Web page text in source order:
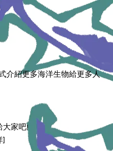
介紹更多海洋生物給更多人
大家吧!
]